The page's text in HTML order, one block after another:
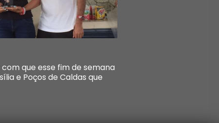
que esse fim de semana
e Poços de Caldas que